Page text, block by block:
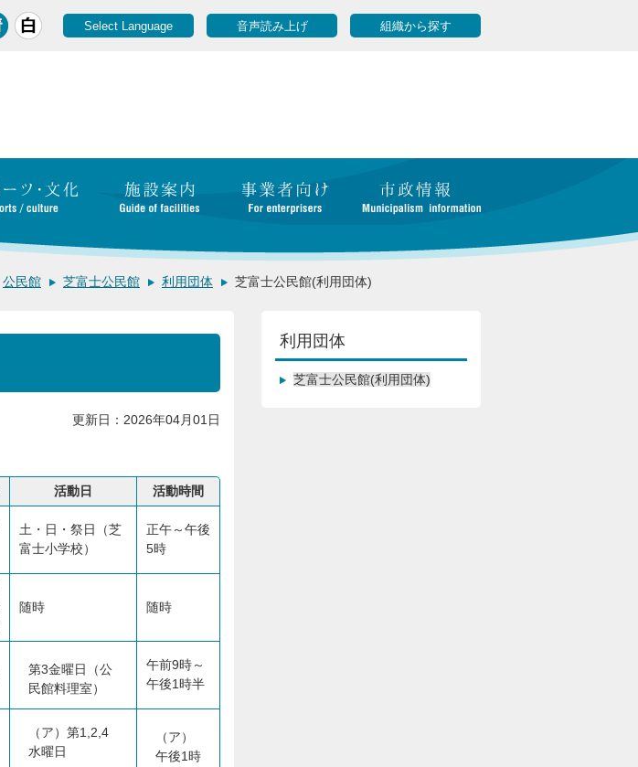
Select Language 音声読み上げ 組織から探す
公民館 芝富士公民館 利用団体 芝富士公民館(利用団体)
更新日：2026年04月01日
活動日 活動時間
土・日・祭日（芝
富士小学校）
正午～午後
5時
随時 随時
第3金曜日（公
民館料理室）
午前9時～
午後1時半
（ア）第1,2,4
水曜日
（ア）
午後1時
利用団体
芝富士公民館(利用団体)